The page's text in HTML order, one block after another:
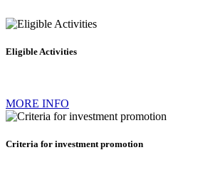
Eligible Activities
MORE INFO
Criteria for investment promotion